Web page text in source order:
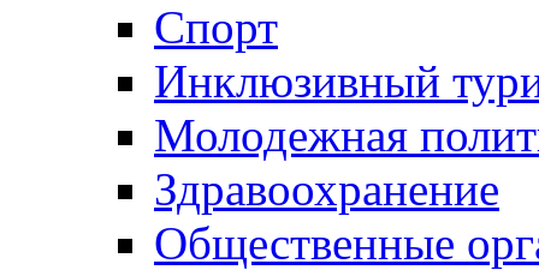
Спорт
Инклюзивный
Молодежная
Здравоохранение
Общественные